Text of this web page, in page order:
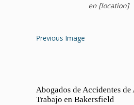
en [location]
Previous Image
Abogados de Accidentes de
Trabajo en Bakersfield